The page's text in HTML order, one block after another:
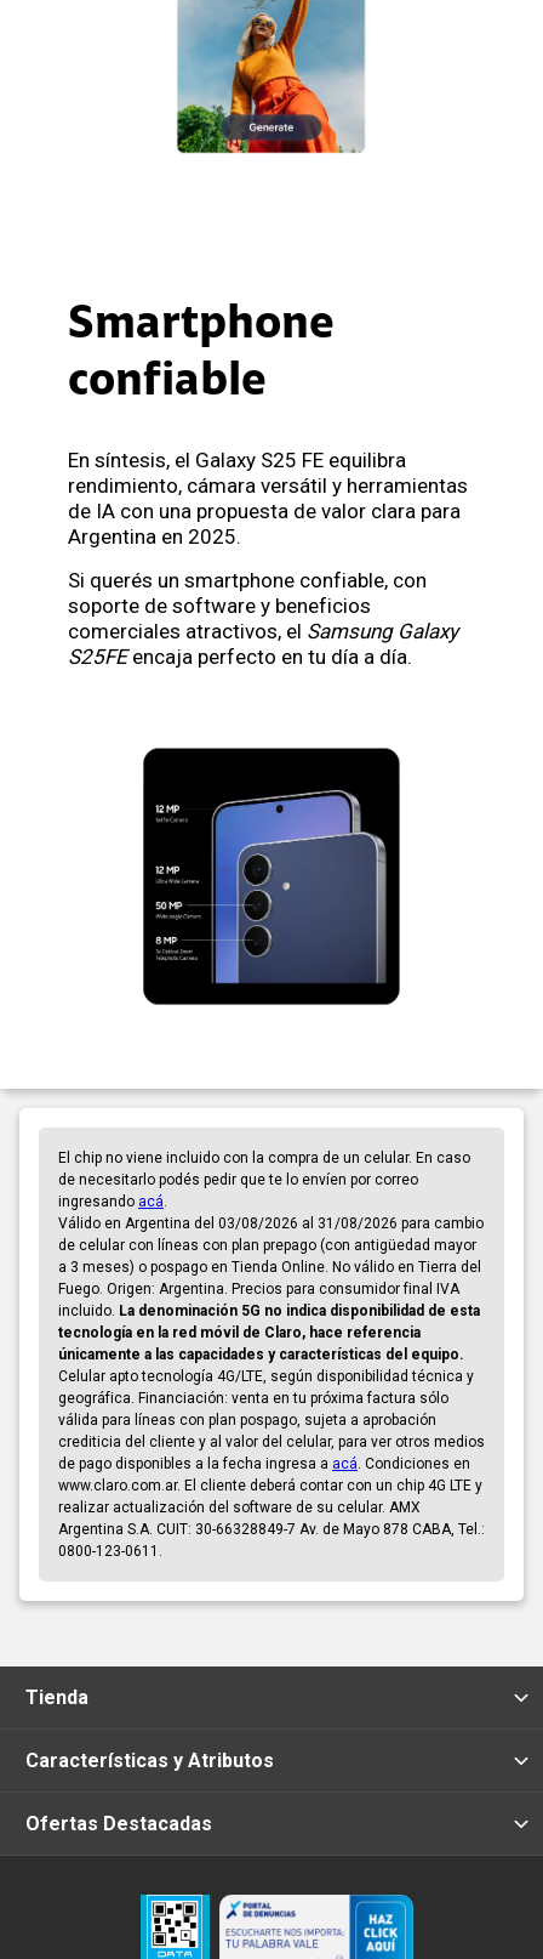
Smartphone
confiable
En síntesis, el Galaxy S25 FE equilibra
rendimiento, cámara versátil y herramientas
de IA con una propuesta de valor clara para
Argentina en 2025.
Si querés un smartphone confiable, con
soporte de software y beneficios
comerciales atractivos, el Samsung Galaxy
S25FEencaja perfecto en tu día a día.
El chip no viene incluido con la compra de un celular. En caso
de necesitarlo podés pedir que te lo envíen por correo
ingresando acá
Válido en Argentina del 03/08/2026 al 31/08/2026 para cambio
de celular con líneas con plan prepago (con antigüedad mayor
a 3 meses) o pospago en Tienda Online. No válido en Tierra del
Fuego. Origen: Argentina. Precios para consumidor final IVA
incluido. La denominación 5G no indica disponibilidad de esta
tecnología en la red móvil de Claro, hace referencia
únicamente a las capacidades y características del equipo.
Celular apto tecnología 4G/LTE, según disponibilidad técnica y
geográfica. Financiación: venta en tu próxima factura sólo
válida para líneas con plan pospago, sujeta a aprobación
crediticia del cliente y al valor del celular, para ver otros medios
de pago disponibles a la fecha ingresa a acá . Condiciones en
www.claro.com.ar. El cliente deberá contar con un chip 4G LTE y
realizar actualización del software de su celular. AMX
Argentina S.A. CUIT: 30-66328849-7 Av. de Mayo 878 CABA, Tel.:
0800-123-0611.
Tienda
Características y Atributos
Ofertas Destacadas